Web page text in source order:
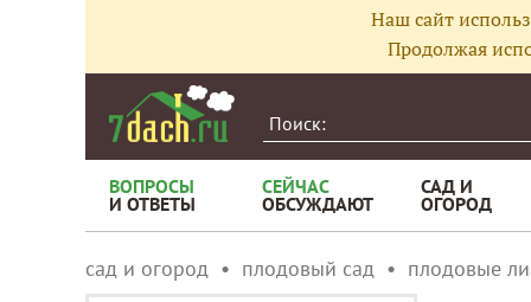
Наш сайт
Продолжая
ВОПРОСЫ
И ОТВЕТЫ
СЕЙЧАС
ОБСУЖДАЮТ
САД И
ОГОРОД
сад и огород плодовый сад плодовые